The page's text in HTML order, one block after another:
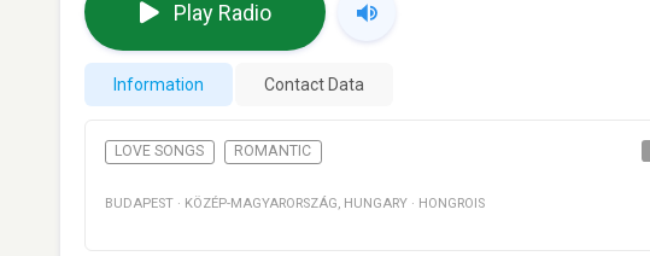
Play Radio
Information Contact Data
LOVE SONGS ROMANTIC
BUDAPEST · KÖZÉP-MAGYARORSZÁG, HUNGARY · HONGROIS